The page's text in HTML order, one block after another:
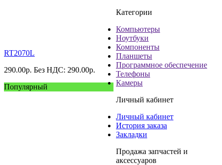
RT2070L
290.00р. Без НДС: 290.00р.
Популярный
Категории
Компьютеры
Ноутбуки
Компоненты
Планшеты
Программное обеспечение
Телефоны
Камеры
Личный кабинет
Личный кабинет
История заказа
Закладки
Продажа запчастей и
аксессуаров